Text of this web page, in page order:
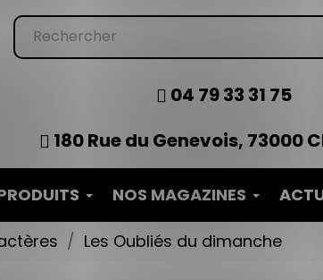
04 79 33 31 75
180 Rue du Genevois, 73000
NOS MAGAZINES
Les Oubliés du dimanche